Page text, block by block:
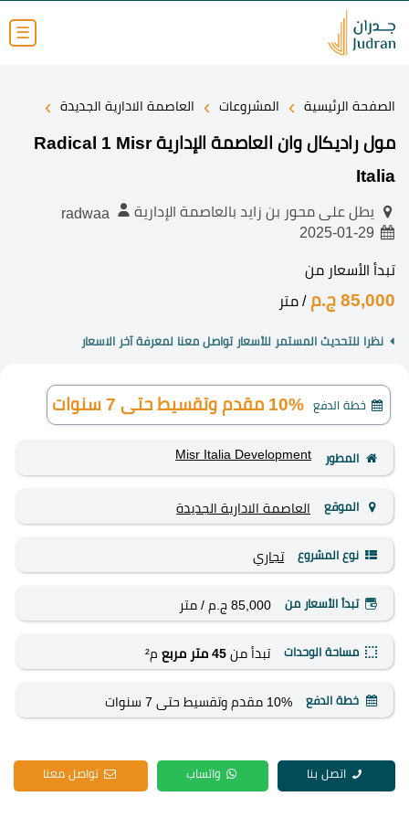
☰
الصفحة الرئيسية › المشروعات › العاصمة الادارية الجديدة ›
مول راديكال وان العاصمة الإدارية Radical 1 Misr
Italia
يطل على محور بن زايد بالعاصمة الإدارية
تبدأ الأسعار من
85,000 ج.م / متر
نظرا للتحديث المستمر للأسعار تواصل معنا لمعرفة آخر الاسعار
خطة الدفع 10% مقدم وتقسيط حتى 7 سنوات
المطور Misr Italia Development
الموقع العاصمة الادارية الجديدة
نوع المشروع تجاري
تبدأ الأسعار من 85,000 ج.م / متر
مساحة الوحدات تبدأ من 45 متر مربع م²
خطة الدفع 10% مقدم وتقسيط حتى 7 سنوات
اتصل بنا واتساب تواصل معنا